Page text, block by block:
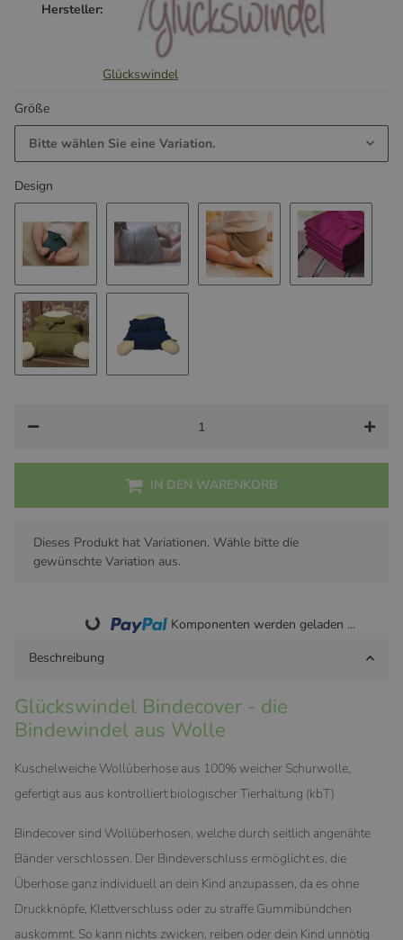
Hersteller:
Glückswindel
Größe
Bitte wählen Sie eine Variation.
Design
Piniengrün Grau
IN DEN WARENKORB
x
Dieses Produkt hat Variationen. Wähle bitte die
gewünschte Variation aus.
Loading...
Komponenten werden geladen ...
Beschreibung
Glückswindel Bindecover - die
Bindewindel aus Wolle
Kuschelweiche Wollüberhose aus 100% weicher Schurwolle,
gefertigt aus aus kontrolliert biologischer Tierhaltung (kbT)
Bindecover sind Wollüberhosen, welche durch seitlich angenähte
Bänder verschlossen. Der Bindeverschluss ermöglicht es, die
Überhose ganz individuell an dein Kind anzupassen, da es ohne
Druckknöpfe, Klettverschluss oder zu straffe Gummibündchen
auskommt. So kann nichts zwicken, reiben oder dein Kind unnötig